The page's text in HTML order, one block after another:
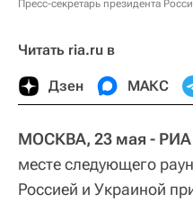
Пресс-секретарь президента
Читать ria.ru в
Дзен МАКС
МОСКВА, 23 мая - РИА
месте следующего
Россией и Украиной